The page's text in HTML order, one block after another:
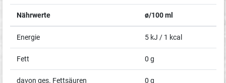
Nährwerte ø/100 ml
Energie 5 kJ / 1 kcal
Fett 0 g
davon ges. Fettsäuren 0 g